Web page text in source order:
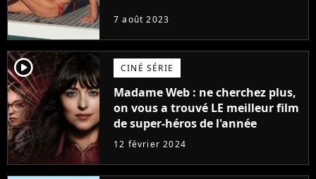
7 août 2023
player2 CINÉ SÉRIE
Madame Web : ne cherchez plus,
on vous a trouvé LE meilleur film
de super-héros de l'année
12 février 2024